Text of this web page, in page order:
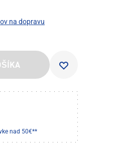
na dopravu
nad 50€**